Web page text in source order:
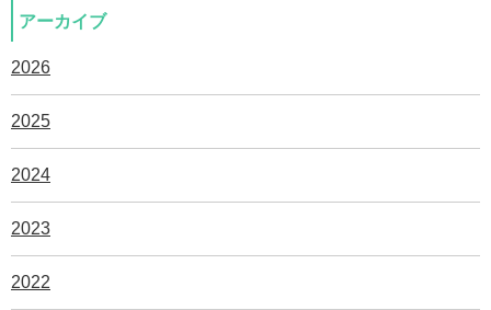
アーカイブ
2026
2025
2024
2023
2022